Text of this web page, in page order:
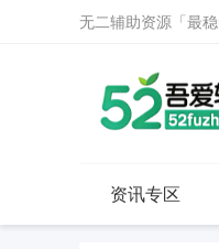
无二辅助资源「最
资讯专区